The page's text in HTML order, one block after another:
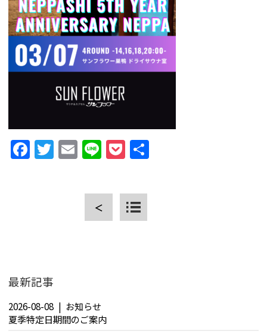
NEWS & BLOG ニュース＆ブログ
CLOSE
Facebook
Twitter
Email
LinePocket
＜
最新記事
2026-08-08
お知らせ
夏季特定日期間のご案内